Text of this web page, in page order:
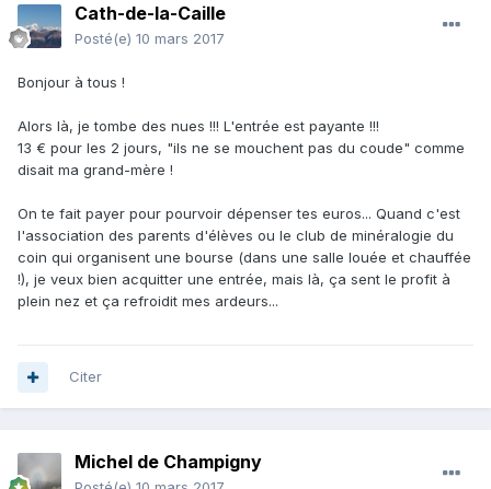
Cath-de-la-Caille
Posté(e) 10 mars 2017
Bonjour à tous !
Alors là, je tombe des nues !!! L'entrée est payante !!!
13 € pour les 2 jours, "ils ne se mouchent pas du coude" comme
disait ma grand-mère !
On te fait payer pour pourvoir dépenser tes euros... Quand c'est
l'association des parents d'élèves ou le club de minéralogie du
coin qui organisent une bourse (dans une salle louée et chauffée
!), je veux bien acquitter une entrée, mais là, ça sent le profit à
plein nez et ça refroidit mes ardeurs...
Citer
Michel de Champigny